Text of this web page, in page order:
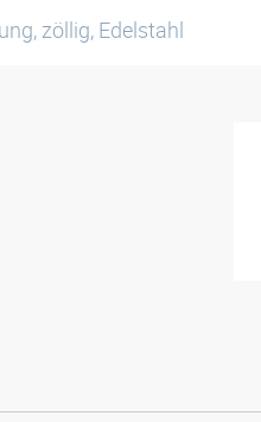
zöllig, Edelstahl